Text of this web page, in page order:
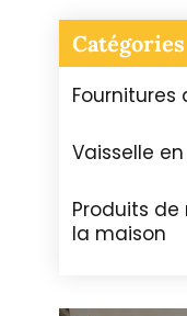
Catégories
Fournitures
Vaisselle
Produits
la maison